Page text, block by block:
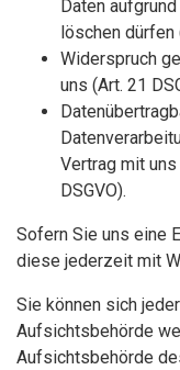
Daten
löschen dürfen
Widerspruch
uns (Art. 21
Vertrag mit
DSGVO).
Sofern Sie uns eine
diese jederzeit mit
Sie können sich
Aufsichtsbehörde
Aufsichtsbehörde